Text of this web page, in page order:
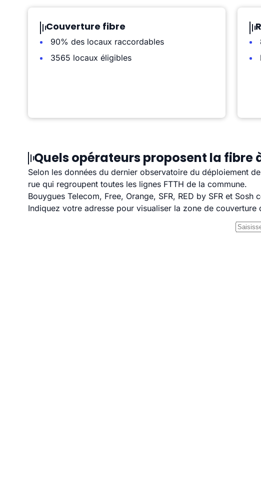
Couverture fibre
90% des locaux raccordables
3565 locaux éligibles
Quels opérateurs proposent la fibre
Selon les données du dernier observatoire du déploiement
rue qui regroupent toutes les lignes FTTH de la commune.
Bouygues Telecom, Free, Orange, SFR, RED by SFR et
Indiquez votre adresse pour visualiser la zone de